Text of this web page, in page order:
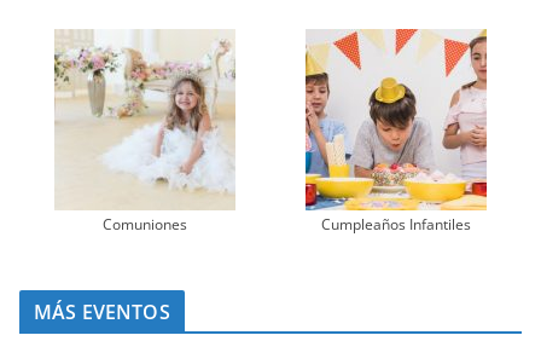
Comuniones Cumpleaños Infantiles
MÁS EVENTOS